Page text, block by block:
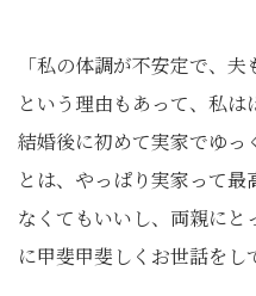
「私の体調が不安定で、
という理由もあって、私は
結婚後に初めて実家でゆっ
とは、やっぱり実家って
なくてもいいし、両親にと
に甲斐甲斐しくお世話をし